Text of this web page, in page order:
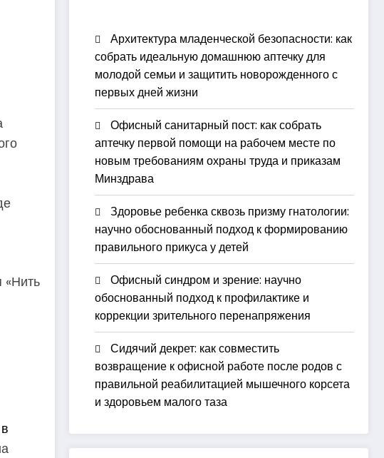
Архитектура младенческой безопасности: как
собрать идеальную домашнюю аптечку для
молодой семьи и защитить новорожденного с
первых дней жизни
Офисный санитарный пост: как собрать
аптечку первой помощи на рабочем месте по
новым требованиям охраны труда и приказам
Минздрава
Здоровье ребенка сквозь призму гнатологии:
научно обоснованный подход к формированию
правильного прикуса у детей
Офисный синдром и зрение: научно
обоснованный подход к профилактике и
коррекции зрительного перенапряжения
Сидячий декрет: как совместить
возвращение к офисной работе после родов с
правильной реабилитацией мышечного корсета
и здоровьем малого таза